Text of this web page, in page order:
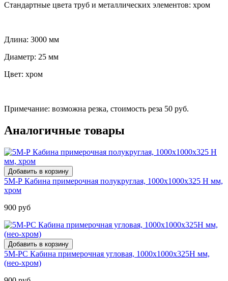
Стандартные цвета труб и металлических элементов: хром
Длина: 3000 мм
Диаметр: 25 мм
Цвет: хром
Примечание: возможна резка, стоимость реза 50 руб.
Аналогичные товары
5М-Р Кабина примерочная полукруглая, 1000х1000х325 Н мм,
хром
900 руб
5М-РС Кабина примерочная угловая, 1000х1000х325Н мм,
(нео-хром)